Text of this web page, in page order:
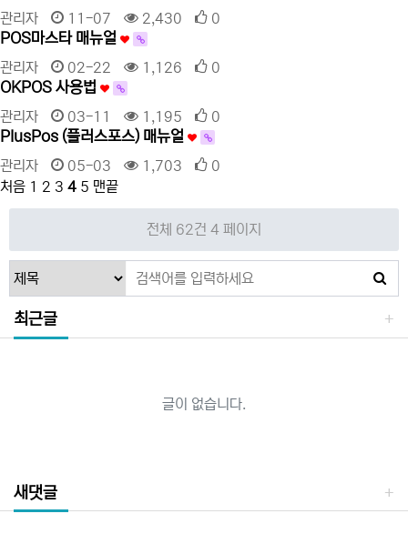
관리자 11-07 2,430 0
POS마스타 매뉴얼
관리자 02-22 1,126 0
OKPOS 사용법
관리자 03-11 1,195 0
PlusPos (플러스포스) 매뉴얼
관리자 05-03 1,703
0
처음 1 2 3 4 5 맨끝
전체 62건 4 페이지
최근글
글이 없습니다.
새댓글